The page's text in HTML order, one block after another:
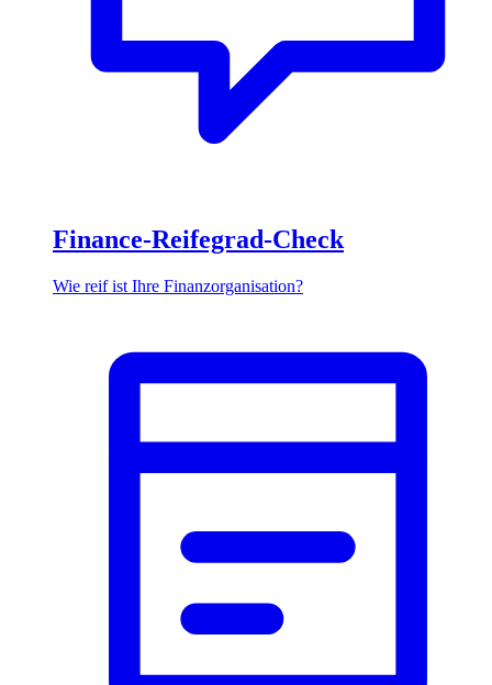
Finance-Reifegrad-Check
Wie reif ist Ihre Finanzorganisation?